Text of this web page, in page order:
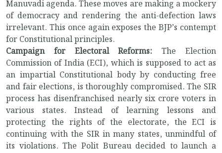
Manuvadi agenda. These moves are making a mockery
of democracy and rendering the anti-defection laws
irrelevant. This once again exposes the BJP’s contempt
for Constitutional principles.
Campaign for Electoral Reforms: The Election
Commission of India (ECI), which is supposed to act as
an impartial Constitutional body by conducting free
and fair elections, is thoroughly compromised. The SIR
process has disenfranchised nearly six crore voters in
various states. Instead of learning lessons and
protecting the rights of the electorate, the ECI is
continuing with the SIR in many states, unmindful of
its violations. The Polit Bureau decided to launch a